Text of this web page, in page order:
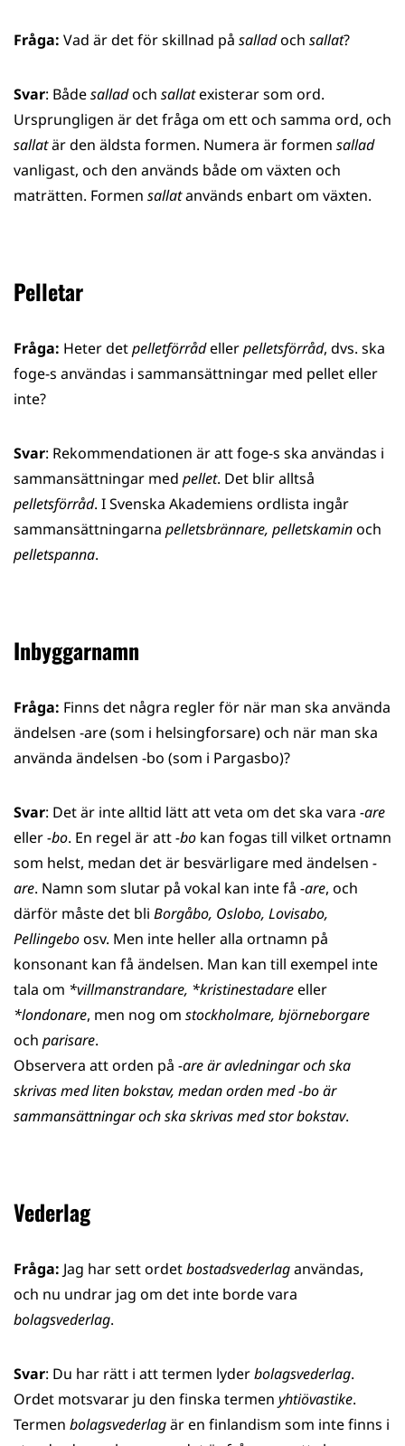
Fråga: Vad är det för skillnad på salladoch sallat?
Svar: Bådesalladoch sallatexisterar som ord.
Ursprungligen är det fråga om ett och samma ord, och
sallatär den äldsta formen. Numera är formen sallad
vanligast, och den används både om växten och
maträtten. Formen sallatanvänds enbart om växten.
Pelletar
Fråga: Heter detpelletförrådellerpelletsförråd, dvs. ska
foge-s användas i sammansättningar med pellet eller
inte?
Svar: Rekommendationen är att foge-s ska användas i
sammansättningar med pellet. Det blir alltså
pelletsförråd. I Svenska Akademiens ordlista ingår
sammansättningarna pelletsbrännare, pelletskaminoch
pelletspanna.
Inbyggarnamn
Fråga: Finns det några regler för när man ska använda
ändelsen -are (som i helsingforsare) och när man ska
använda ändelsen -bo (som i Pargasbo)?
Svar: Det är inte alltid lätt att veta om det ska vara -are
eller-bo. En regel är att-bo kan fogas till vilket ortnamn
som helst, medan det är besvärligare med ändelsen -
are. Namn som slutar på vokal kan inte få -are, och
därför måste det bli Borgåbo, Oslobo, Lovisabo,
Pellingeboosv. Men inte heller alla ortnamn på
konsonant kan få ändelsen. Man kan till exempel inte
tala om *villmanstrandare, *kristinestadareeller
*londonare, men nog om stockholmare, björneborgare
och parisare.
Observera att orden på -areär avledningar och ska
skrivas med liten bokstav, medan orden med -bo är
sammansättningar och ska skrivas med stor bokstav.
Vederlag
Fråga: Jag har sett ordetbostadsvederlaganvändas,
och nu undrar jag om det inte borde vara
bolagsvederlag.
Svar: Du har rätt i att termen lyderbolagsvederlag.
Ordet motsvarar ju den finska termen yhtiövastike.
Termen bolagsvederlagär en finlandism som inte finns i